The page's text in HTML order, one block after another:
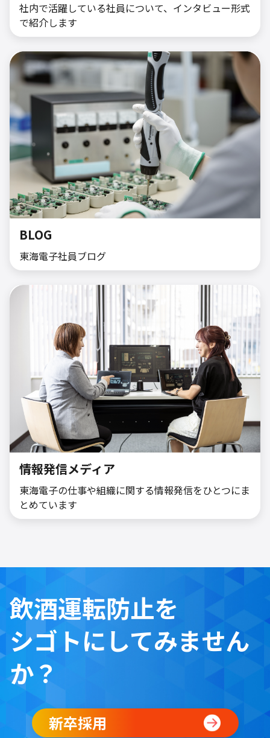
社内で活躍している社員について、インタビュー形式
で紹介します
BLOG
東海電子社員ブログ
情報発信メディア
東海電子の仕事や組織に関する情報発信をひとつにま
とめています
飲酒運転防止を​
シゴトにしてみません
か？​
新卒採用​